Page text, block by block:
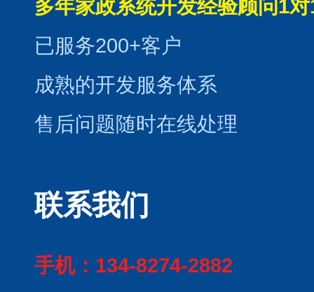
多年家政系统开发经验顾问1
已服务200+客户
成熟的开发服务体系
售后问题随时在线处理
联系我们
手机：134-8274-2882